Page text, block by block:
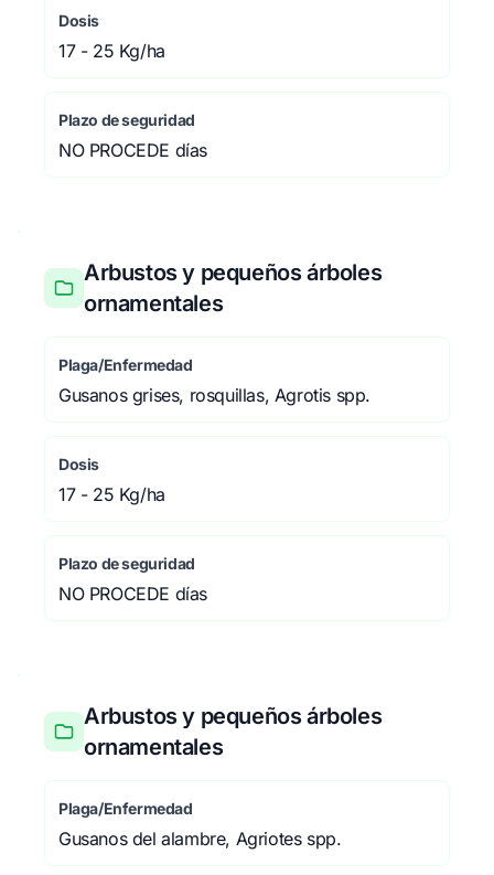
Dosis
17 - 25 Kg/ha
Plazo de seguridad
NO PROCEDE días
Arbustos y pequeños árboles
ornamentales
Plaga/Enfermedad
Gusanos grises, rosquillas, Agrotis spp.
Dosis
17 - 25 Kg/ha
Plazo de seguridad
NO PROCEDE días
Arbustos y pequeños árboles
ornamentales
Plaga/Enfermedad
Gusanos del alambre, Agriotes spp.